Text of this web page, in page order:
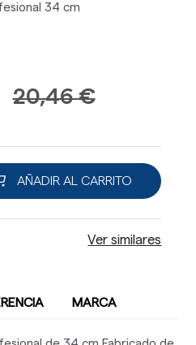
34 cm
20,46 €
AÑADIR AL CARRITO
Ver similares
MARCA